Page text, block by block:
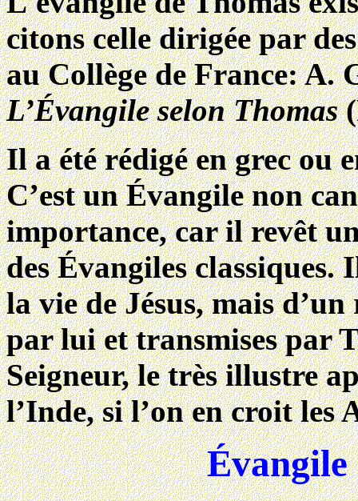
citons celle dirigée par
au Collège de France: A.
L’Évangile selon Thomas
Il a été rédigé en grec ou
C’est un Évangile non
importance, car il revêt
des Évangiles classiques.
la vie de Jésus, mais d’un
par lui et transmises par
Seigneur, le très illustre
l’Inde, si l’on en croit les
Évangile